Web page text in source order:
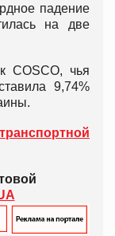
падение
на две
COSCO, чья
9,74%